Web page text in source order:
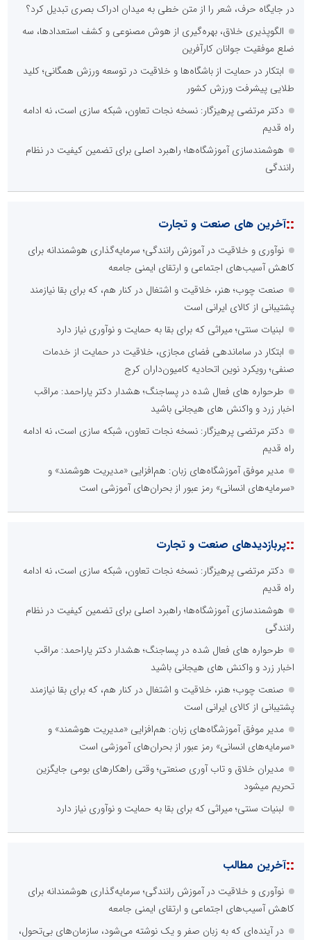
در جایگاه حرف، شعر را از متن خطی به میدان ادراک بصری تبدیل کرد؟
الگوپذیری خلاق، بهره‌گیری از هوش مصنوعی و کشف استعدادها، سه
ضلع موفقیت جوانان کارآفرین
ابتکار در حمایت از باشگاه‌ها و خلاقیت در توسعه ورزش همگانی؛ کلید
طلایی پیشرفت ورزش کشور
دکتر مرتضی پرهیزگار: نسخه نجات تعاون، شبکه سازی است، نه ادامه
راه قدیم
هوشمندسازی آموزشگاه‌ها؛ راهبرد اصلی برای تضمین کیفیت در نظام
رانندگی
::آخرین های صنعت و تجارت
نوآوری و خلاقیت در آموزش رانندگی؛ سرمایه‌گذاری هوشمندانه برای
کاهش آسیب‌های اجتماعی و ارتقای ایمنی جامعه
صنعت چوب؛ هنر، خلاقیت و اشتغال در کنار هم، که برای بقا نیازمند
پشتیبانی از کالای ایرانی است
لبنیات سنتی؛ میراثی که برای بقا به حمایت و نوآوری نیاز دارد
ابتکار در ساماندهی فضای مجازی، خلاقیت در حمایت از خدمات
صنفی؛ رویکرد نوین اتحادیه کامیون‌داران کرج
طرحواره های فعال شده در پساجنگ؛ هشدار دکتر یاراحمد: مراقب
اخبار زرد و واکنش های هیجانی باشید
دکتر مرتضی پرهیزگار: نسخه نجات تعاون، شبکه سازی است، نه ادامه
راه قدیم
مدیر موفق آموزشگاه‌های زبان: هم‌افزایی «مدیریت هوشمند» و
«سرمایه‌های انسانی» رمز عبور از بحران‌های آموزشی است
::پربازدیدهای صنعت و تجارت
دکتر مرتضی پرهیزگار: نسخه نجات تعاون، شبکه سازی است، نه ادامه
راه قدیم
هوشمندسازی آموزشگاه‌ها؛ راهبرد اصلی برای تضمین کیفیت در نظام
رانندگی
طرحواره های فعال شده در پساجنگ؛ هشدار دکتر یاراحمد: مراقب
اخبار زرد و واکنش های هیجانی باشید
صنعت چوب؛ هنر، خلاقیت و اشتغال در کنار هم، که برای بقا نیازمند
پشتیبانی از کالای ایرانی است
مدیر موفق آموزشگاه‌های زبان: هم‌افزایی «مدیریت هوشمند» و
«سرمایه‌های انسانی» رمز عبور از بحران‌های آموزشی است
مدیران خلاق و تاب آوری صنعتی؛ وقتی راهکارهای بومی جایگزین
تحریم میشود
لبنیات سنتی؛ میراثی که برای بقا به حمایت و نوآوری نیاز دارد
::آخرین مطالب
نوآوری و خلاقیت در آموزش رانندگی؛ سرمایه‌گذاری هوشمندانه برای
کاهش آسیب‌های اجتماعی و ارتقای ایمنی جامعه
در آینده‌ای که به زبان صفر و یک نوشته می‌شود، سازمان‌های بی‌تحول،